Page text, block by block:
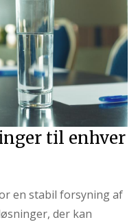
til enhver
en stabil forsyning af
der kan